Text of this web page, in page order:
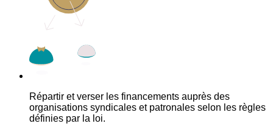
Répartir et verser les financements auprès des
organisations syndicales et patronales selon les règles
définies par la loi.